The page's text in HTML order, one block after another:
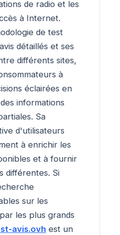
de radio et les
à Internet.
de test
détaillés et ses
différents sites,
à
éclairées en
informations
Sa
d'utilisateurs
à enrichir les
et à fournir
différentes. Si
sur les
les plus grands
avis.ovh est un